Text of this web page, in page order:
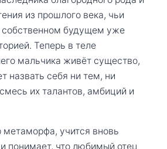
из прошлого века, чьи
собственном будущем уже
Теперь в теле
мальчика живёт существо,
назвать себя ни тем, ни
их талантов, амбиций и
метаморфа, учится вновь
понимает, что любимый отец